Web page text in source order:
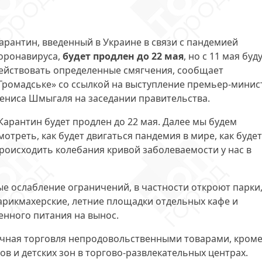
введенный в Украине в связи с пандемией
будет продлен до 22 мая, но с 11 мая
определенные смягчения, сообщает
со ссылкой на выступление премьер-
Шмыгаля на заседании правительства.
будет продлен до 22 мая. Далее мы будем
как будет двигаться пандемия в мире, как будет
колебания кривой заболеваемости у нас в
ослабление ограничений, в частности откроют парки,
летние площадки отдельных кафе и
питания на вынос.
торговля непродовольственными товарами, кроме
и детских зон в торгово-развлекательных центрах.